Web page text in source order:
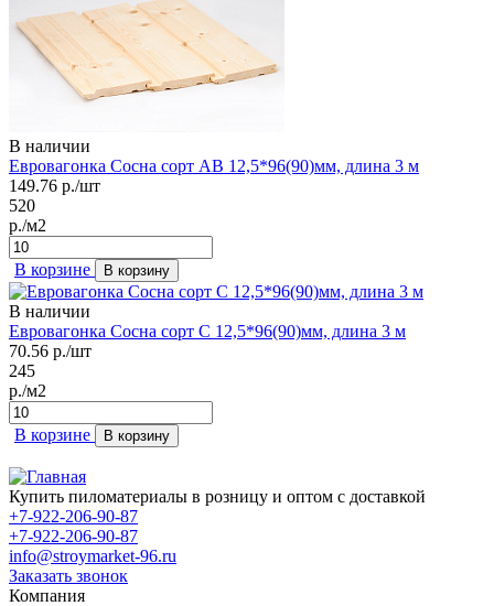
В наличии
Евровагонка Сосна сорт АВ 12,5*96(90)мм, длина 3 м
149.76 р./шт
520
р./м2
В корзине В корзину
В наличии
Евровагонка Сосна сорт С 12,5*96(90)мм, длина 3 м
70.56 р./шт
245
р./м2
В корзине В корзину
Купить пиломатериалы в розницу и оптом с доставкой
+7-922-206-90-87
+7-922-206-90-87
info@stroymarket-96.ru
Заказать звонок
Компания